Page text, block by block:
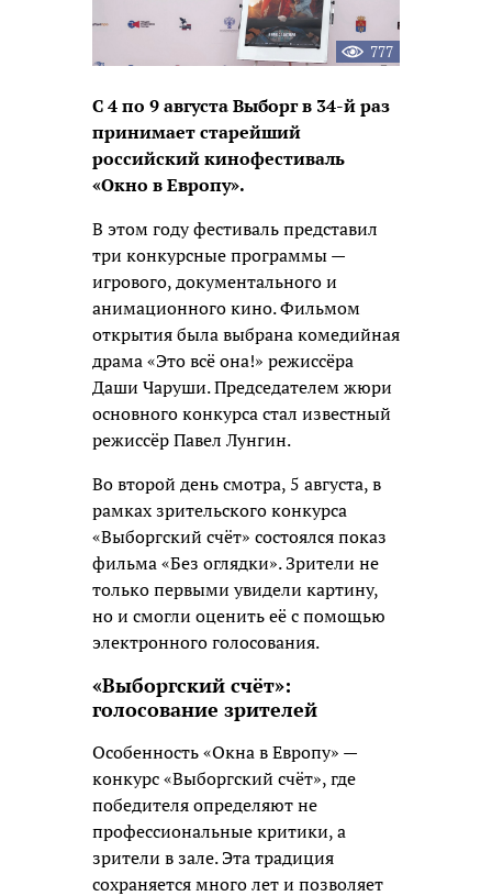
777
С 4 по 9 августа Выборг в 34-й раз
принимает старейший
российский кинофестиваль
«Окно в Европу».
В этом году фестиваль представил
три конкурсные программы —
игрового, документального и
анимационного кино. Фильмом
открытия была выбрана комедийная
драма «Это всё она!» режиссёра
Даши Чаруши. Председателем жюри
основного конкурса стал известный
режиссёр Павел Лунгин.
Во второй день смотра, 5 августа, в
рамках зрительского конкурса
«Выборгский счёт» состоялся показ
фильма «Без оглядки». Зрители не
только первыми увидели картину,
но и смогли оценить её с помощью
электронного голосования.
«Выборгский счёт»:
голосование зрителей
Особенность «Окна в Европу» —
конкурс «Выборгский счёт», где
победителя определяют не
профессиональные критики, а
зрители в зале. Эта традиция
сохраняется много лет и позволяет